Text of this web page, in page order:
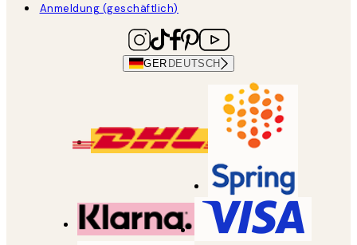
Anmeldung (geschäftlich)
GER DEUTSCH